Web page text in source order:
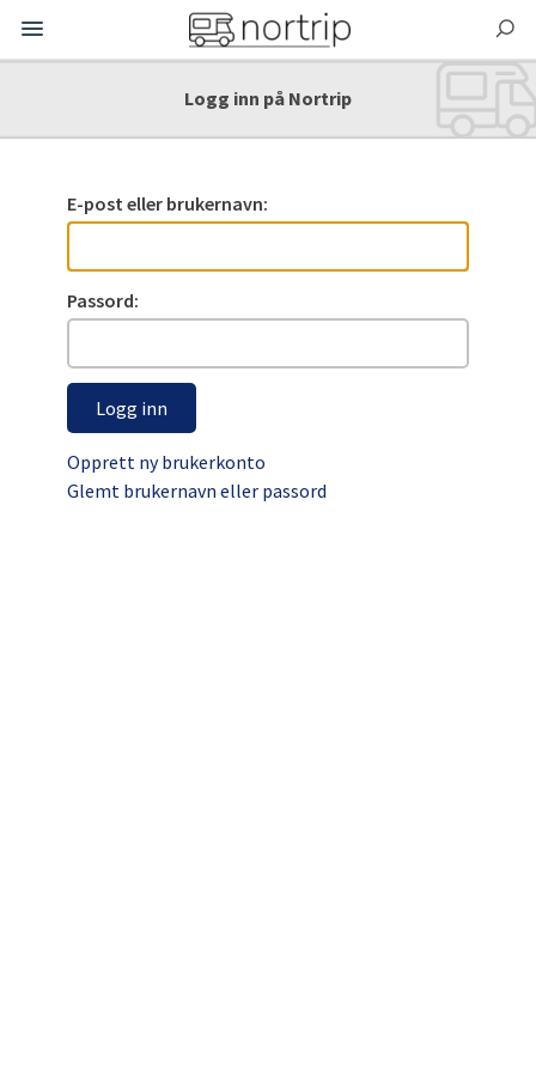
Logg inn på Nortrip
E-post eller brukernavn:
Passord:
Logg inn
Opprett ny brukerkonto
Glemt brukernavn eller passord